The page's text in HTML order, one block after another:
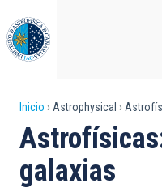
al
contenido
principal
Sobrescribir
enlaces
de
Inicio Astrophysical
galaxias